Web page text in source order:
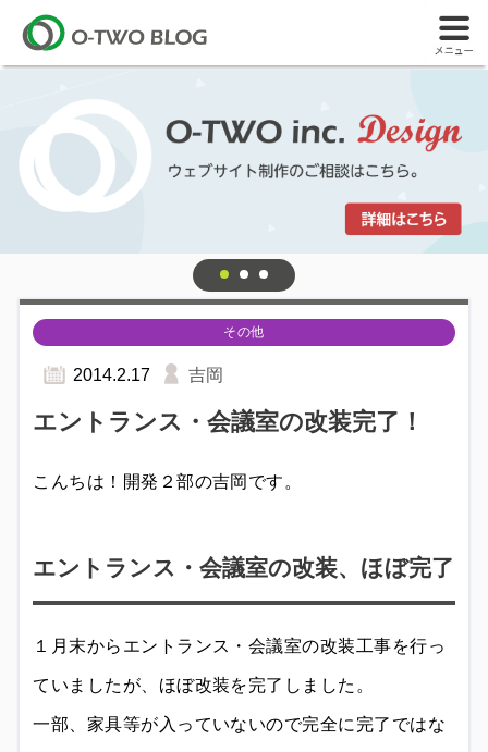
その他
2014.2.17 吉岡
エントランス・会議室の改装完了！
こんちは！開発２部の吉岡です。
エントランス・会議室の改装、ほぼ完了
１月末からエントランス・会議室の改装工事を行っ
ていましたが、ほぼ改装を完了しました。
一部、家具等が入っていないので完全に完了ではな